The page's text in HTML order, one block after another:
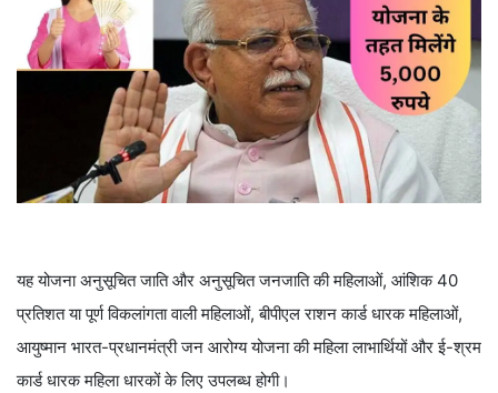
यह योजना अनुसूचित जाति और अनुसूचित जनजाति की महिलाओं, आंशिक 40
प्रतिशत या पूर्ण विकलांगता वाली महिलाओं, बीपीएल राशन कार्ड धारक महिलाओं,
आयुष्मान भारत-प्रधानमंत्री जन आरोग्य योजना की महिला लाभार्थियों और ई-श्रम
कार्ड धारक महिला धारकों के लिए उपलब्ध होगी।